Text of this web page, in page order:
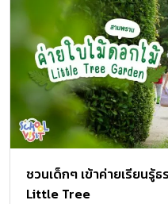
ชวนเด็กๆ เข้าค่ายเรียนรู้
Little Tree